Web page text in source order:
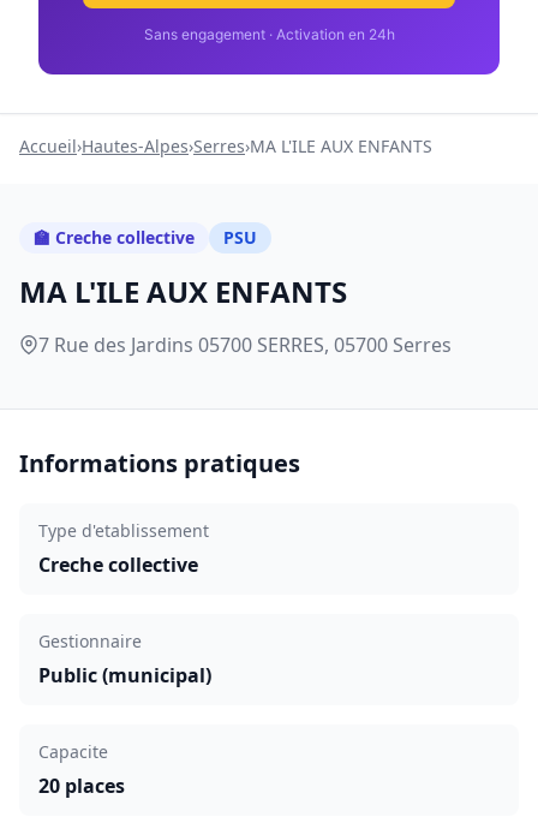
Sans engagement · Activation en 24h
Accueil›Hautes-Alpes›Serres›MA L'ILE AUX ENFANTS
🏫 Creche collective PSU
MA L'ILE AUX ENFANTS
7 Rue des Jardins 05700 SERRES, 05700 Serres
Informations pratiques
Type d'etablissement
Creche collective
Gestionnaire
Public (municipal)
Capacite
20 places